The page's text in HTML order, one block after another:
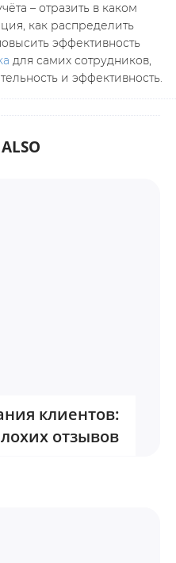
– отразить в каком
как распределить
эффективность
для самих сотрудников,
и эффективность.
клиентов:
отзывов